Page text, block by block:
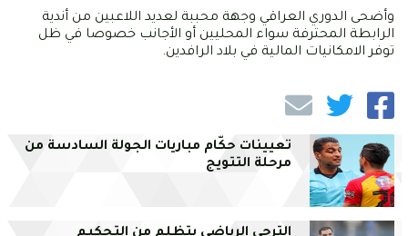
وأضحى الدوري العراقي وجهة محببة لعديد اللاعبين من أندية
الرابطة المحترفة سواء المحليين أو الأجانب خصوصا في ظل
توفر الامكانيات المالية في بلاد الرافدين.
تعيينات حكّام مباريات الجولة السادسة من
مرحلة التتويج